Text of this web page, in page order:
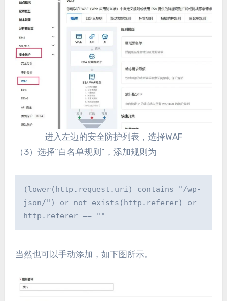
进入左边的安全防护列表，选择WAF
（3）选择“白名单规则”，添加规则为
(lower(http.request.uri) contains "/wp-
json/") or not exists(http.referer) or
http.referer == ""
当然也可以手动添加，如下图所示。